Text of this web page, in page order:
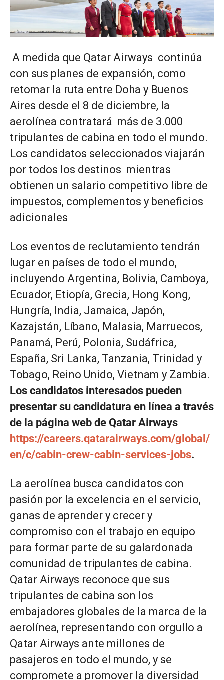
A medida que Qatar Airways continúa
con sus planes de expansión, como
retomar la ruta entre Doha y Buenos
Aires desde el 8 de diciembre, la
aerolínea contratará más de 3.000
tripulantes de cabina en todo el mundo.
Los candidatos seleccionados viajarán
por todos los destinos mientras
obtienen un salario competitivo libre de
impuestos, complementos y beneficios
adicionales
Los eventos de reclutamiento tendrán
lugar en países de todo el mundo,
incluyendo Argentina, Bolivia, Camboya,
Ecuador, Etiopía, Grecia, Hong Kong,
Hungría, India, Jamaica, Japón,
Kazajstán, Líbano, Malasia, Marruecos,
Panamá, Perú, Polonia, Sudáfrica,
España, Sri Lanka, Tanzania, Trinidad y
Tobago, Reino Unido, Vietnam y Zambia.
Los candidatos interesados pueden
presentar su candidatura en línea a través
de la página web de Qatar Airways
https://careers.qatarairways.com/global/
en/c/cabin-crew-cabin-services-jobs.
La aerolínea busca candidatos con
pasión por la excelencia en el servicio,
ganas de aprender y crecer y
compromiso con el trabajo en equipo
para formar parte de su galardonada
comunidad de tripulantes de cabina.
Qatar Airways reconoce que sus
tripulantes de cabina son los
embajadores globales de la marca de la
aerolínea, representando con orgullo a
Qatar Airways ante millones de
pasajeros en todo el mundo, y se
compromete a promover la diversidad